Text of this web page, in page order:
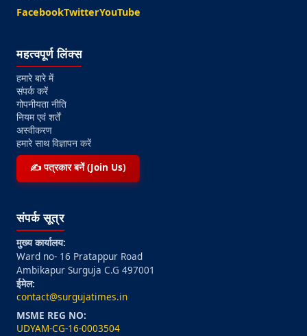
FacebookTwitterYouTube
महत्वपूर्ण लिंक्स
हमारे बारे में
संपर्क करें
गोपनीयता नीति
नियम एवं शर्तें
अस्वीकरण
हमारे साथ विज्ञापन करें
✍️ पत्रकार बनें (Join Us)
संपर्क सूत्र
मुख्य कार्यालय:
Ward no- 16 Pratappur Road
Ambikapur Surguja C.G 497001
ईमेल:
contact@surgujatimes.in
MSME REG NO:
UDYAM-CG-16-0003504